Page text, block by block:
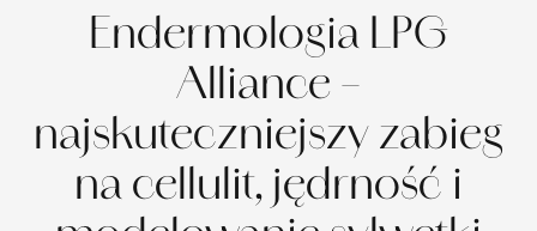
Endermologia LPG
Alliance –
najskuteczniejszy zabieg
na cellulit, jędrność i